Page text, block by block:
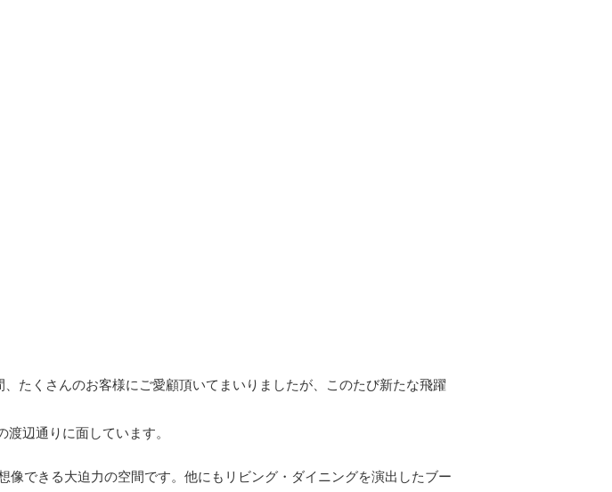
たくさんのお客様にご愛顧頂いてまいりましたが、このたび新たな飛躍
辺通りに面しています。
できる大迫力の空間です。他にもリビング・ダイニングを演出したブー